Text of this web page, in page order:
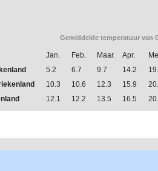
Gemiddelde temperatuur van
Jan. Feb. Maar. Apr.
5.2 6.7 9.7 14.2
10.3 10.6 12.3 15.9
12.1 12.2 13.5 16.5